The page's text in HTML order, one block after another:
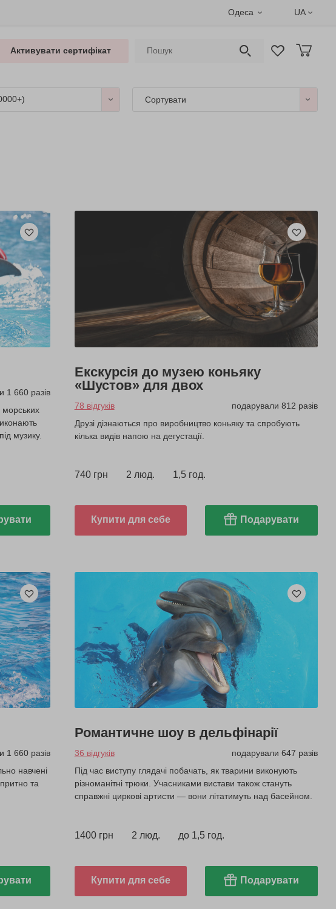
Одеса UA
Активувати сертифікат
) Сортувати
1 660 разів
морських
музику.
Екскурсія до музею коньяку
«Шустов» для двох
78 відгуків
подарували 812 разів
Друзі дізнаються про виробництво коньяку та спробують
кілька видів напою на дегустації.
740 грн 2 люд. 1,5 год.
Купити для себе Подарувати
1 660 разів
навчені
та
Романтичне шоу в дельфінарії
36 відгуків
подарували 647 разів
Під час виступу глядачі побачать, як тварини виконують
різноманітні трюки. Учасниками вистави також стануть
справжні циркові артисти — вони літатимуть над басейном.
1400 грн 2 люд. до 1,5 год.
Купити для себе Подарувати